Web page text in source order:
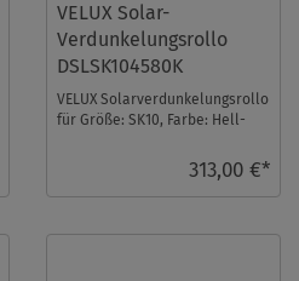
VELUX Solar-
Verdunkelungsrollo
DSLSK104580K
VELUX Solarverdunkelungsrollo
für Größe: SK10, Farbe: Hell-
313,00 €*